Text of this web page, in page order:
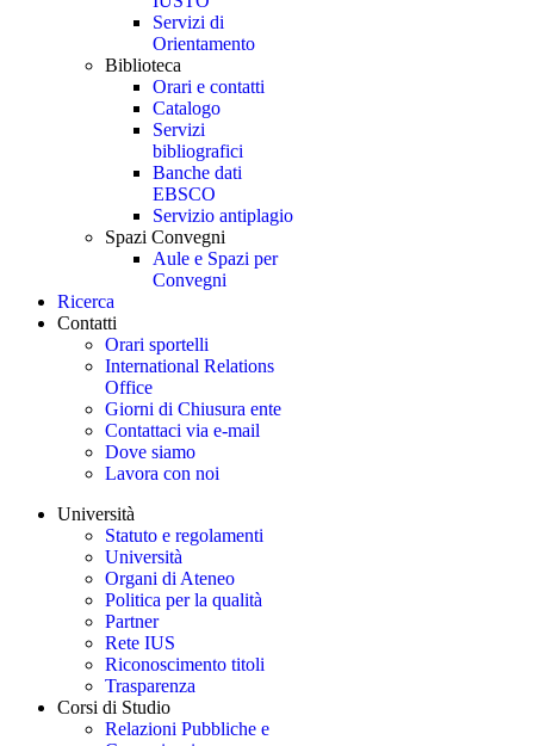
Servizi di
Orientamento
Biblioteca
Orari e contatti
Catalogo
Servizi
bibliografici
Banche dati
EBSCO
Servizio antiplagio
Spazi Convegni
Aule e Spazi per
Convegni
Ricerca
Contatti
Orari sportelli
International Relations
Office
Giorni di Chiusura ente
Contattaci via e-mail
Dove siamo
Lavora con noi
Università
Statuto e regolamenti
Università
Organi di Ateneo
Politica per la qualità
Partner
Rete IUS
Riconoscimento titoli
Trasparenza
Corsi di Studio
Relazioni Pubbliche e